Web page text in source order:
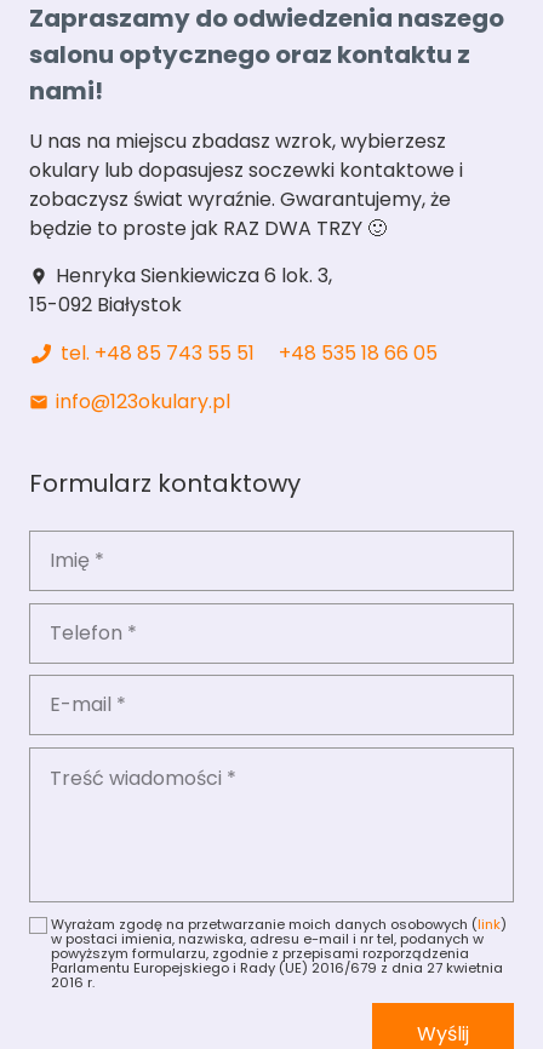
Zapraszamy do odwiedzenia naszego
salonu optycznego oraz kontaktu z
nami!
U nas na miejscu zbadasz wzrok, wybierzesz
okulary lub dopasujesz soczewki kontaktowe i
zobaczysz świat wyraźnie. Gwarantujemy, że
będzie to proste jak RAZ DWA TRZY 🙂
location_pin
Henryka Sienkiewicza 6 lok. 3,
15-092 Białystok
tel. +48 85 743 55 51
+48 535 18 66 05
mail info@123okulary.pl
Formularz kontaktowy
Wyrażam zgodę na przetwarzanie moich danych osobowych (link)
w postaci imienia, nazwiska, adresu e-mail i nr tel, podanych w
powyższym formularzu, zgodnie z przepisami rozporządzenia
Parlamentu Europejskiego i Rady (UE) 2016/679 z dnia 27 kwietnia
2016 r.
Wyślij